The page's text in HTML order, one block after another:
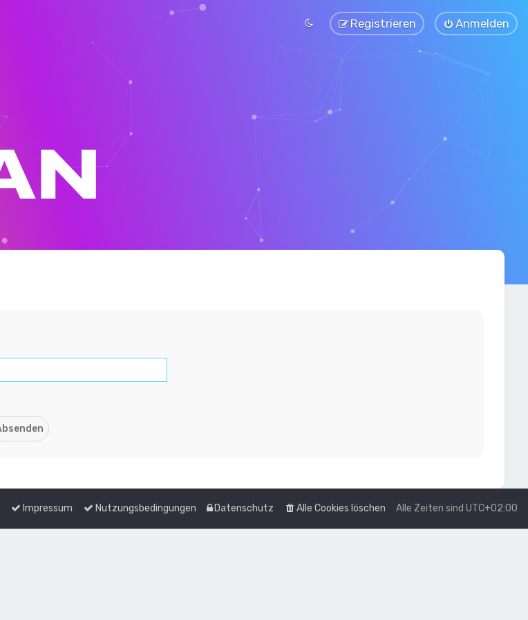
Anmelden
Registrieren
Alle Zeiten sind UTC+02:00
Alle Cookies löschen
Datenschutz
Nutzungsbedingungen
Impressum